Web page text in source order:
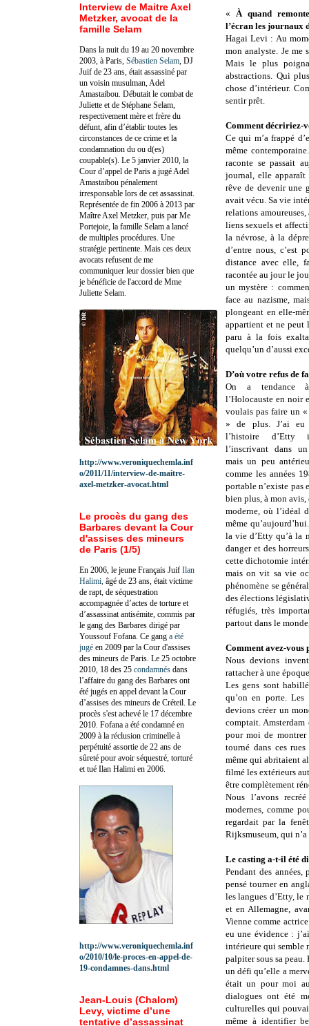
« À quand
l’écran les journaux
Hagai Levi : Au
mon analyste. Je me
Mais le plus
abstractions. Qui
chose d’intérieur.
sentir prêt.
Comment décririez-
Ce qui m’a frappé
même
raconte se passait
journal, elle apparaît
rêve de devenir une
avait vécu. Sa vie
relations
liens sexuels et
la névrose, à la
d’entre nous, c’est
distance avec elle,
racontée au jour le
un mystère :
face au nazisme,
plongeant en elle-
appartient et ne peut
paru à la fois
quelqu’un d’aussi
D’où votre refus de
On a tendance à
l’Holocauste en noir
voulais pas faire un
» de plus. J’ai eu
l’histoire d’Etty
l’inscrivant dans
mais un peu
comme les années
portable n’existe pas
bien plus, à mon avis,
moderne, où l’idéal
même
la vie d’Etty qu’à la
danger et des
cette dichotomie
mais on vit sa vie
phénomène se
des élections
réfugiés, très
partout dans le
Comment avez-vous
Nous devions
rattacher à une
Les gens sont
qu’on en porte.
devions créer un
comptait.
pour moi de
tourné dans ces
même qui abritaient
filmé les extérieurs
être complètement
Nous l’avons
modernes, comme
regardait par la
Rijksmuseum, qui
Le casting a-t-il été
Pendant des
pensé tourner en
les langues d’Etty, le
et en Allemagne,
Vienne comme
eu une évidence :
intérieure qui semble
palpiter sous sa
un défi qu’elle a
était un pour moi
dialogues ont été
culturelles qui
même à identifier
Interview de Maitre Axel
Metzker, avocat de la
famille Selam
Dans la nuit du 19 au 20 novembre
2003, à Paris, Sébastien Selam , DJ
Juif de 23 ans, était assassiné par
un voisin musulman, Adel
Amastaibou. Débutait le combat de
Juliette et de Stéphane Selam,
respectivement mère et frère du
défunt, afin d’établir toutes les
circonstances de ce crime et la
condamnation du ou d(es)
coupable(s). Le 5 janvier 2010, la
Cour d’appel de Paris a jugé Adel
Amastaibou pénalement
irresponsable lors de cet assassinat.
Représentée de fin 2006 à 2013 par
Maître Axel Metzker, puis par Me
Portejoie, la famille Selam a lancé
de multiples procédures. Une
stratégie pertinente. Mais ces deux
avocats refusent de me
communiquer leur dossier bien que
je bénéficie de l'accord de Mme
Juliette Selam.
http://www.veroniquechemla.inf
o/2011/11/interview-de-maitre-
axel-metzker-avocat.html
Le procès du gang des
Barbares devant la Cour
d'assises des mineurs
de Paris (1/5)
En 2006, le jeune Français Juif Ilan
Halimi, âgé de 23 ans, était victime
de rapt, de séquestration
accompagnée d’actes de torture et
d’assassinat antisémite, commis par
le gang des Barbares dirigé par
Youssouf Fofana. Ce gang a été
jugé en 2009 par la Cour d'assises
des mineurs de Paris. Le 25 octobre
2010, 18 des 25 condamnés dans
l’affaire du gang des Barbares ont
été jugés en appel devant la Cour
d’assises des mineurs de Créteil. Le
procès s'est achevé le 17 décembre
2010. Fofana a été condamné en
2009 à la réclusion criminelle à
perpétuité assortie de 22 ans de
sûreté pour avoir séquestré, torturé
et tué Ilan Halimi en 2006.
http://www.veroniquechemla.inf
o/2010/10/le-proces-en-appel-de-
19-condamnes-dans.html
Jean-Louis (Chalom)
Levy, victime d’une
tentative d’assassinat